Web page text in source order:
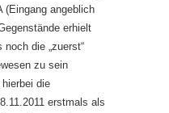
(Eingang angeblich
erhielt
die „zuerst“
zu sein
die
erstmals als